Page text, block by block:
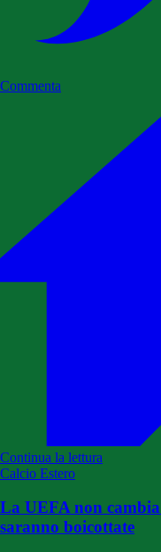
Commenta
Continua la lettura
Calcio Estero
La UEFA non
saranno boicottate